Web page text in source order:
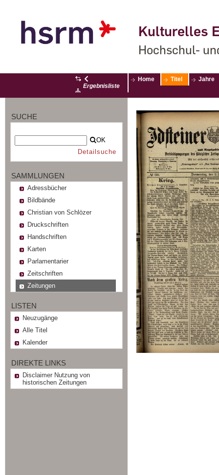
Kulturelles
Hochschul-
Ergebnisliste
Home Titel Jahre
SUCHE
OK
Detailsuche
SAMMLUNGEN
Adressbücher
Bildbände
Christian von Schlözer
Druckschriften
Handschriften
Karten
Parlamentarier
Zeitschriften
Zeitungen
LISTEN
Neuzugänge
Alle Titel
Kalender
DIREKTE LINKS
Disclaimer Nutzung von
historischen Zeitungen